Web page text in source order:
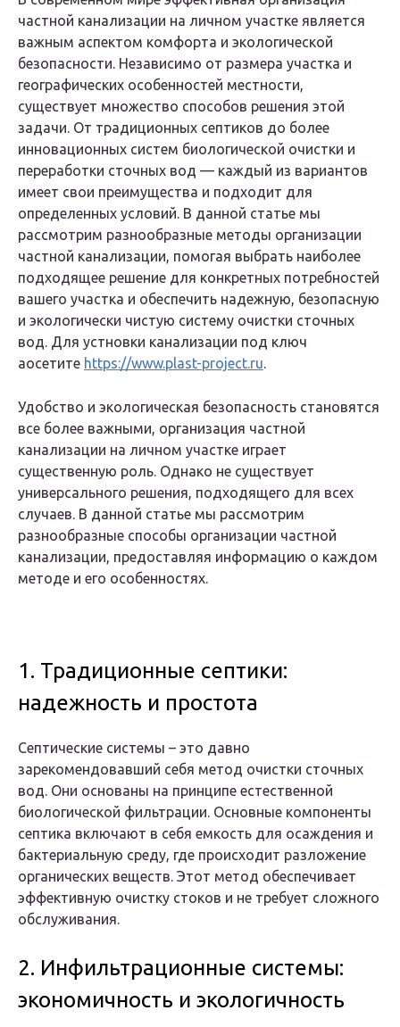
частной канализации на личном участке является
важным аспектом комфорта и экологической
безопасности. Независимо от размера участка и
географических особенностей местности,
существует множество способов решения этой
задачи. От традиционных септиков до более
инновационных систем биологической очистки и
переработки сточных вод — каждый из вариантов
имеет свои преимущества и подходит для
определенных условий. В данной статье мы
рассмотрим разнообразные методы организации
частной канализации, помогая выбрать наиболее
подходящее решение для конкретных потребностей
вашего участка и обеспечить надежную, безопасную
и экологически чистую систему очистки сточных
вод. Для устновки канализации под ключ
аосетите https://www.plast-project.ru.
Удобство и экологическая безопасность становятся
все более важными, организация частной
канализации на личном участке играет
существенную роль. Однако не существует
универсального решения, подходящего для всех
случаев. В данной статье мы рассмотрим
разнообразные способы организации частной
канализации, предоставляя информацию о каждом
методе и его особенностях.
1. Традиционные септики:
надежность и простота
Септические системы – это давно
зарекомендовавший себя метод очистки сточных
вод. Они основаны на принципе естественной
биологической фильтрации. Основные компоненты
септика включают в себя емкость для осаждения и
бактериальную среду, где происходит разложение
органических веществ. Этот метод обеспечивает
эффективную очистку стоков и не требует сложного
обслуживания.
2. Инфильтрационные системы:
экономичность и экологичность